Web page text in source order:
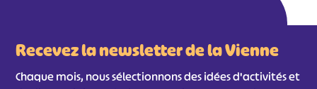
Recevez la newsletter de la Vienne
Chaque mois, nous sélectionnons des idées d'activités et